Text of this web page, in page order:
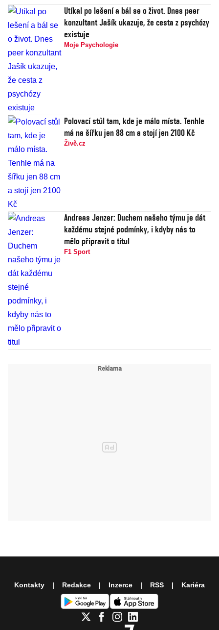
Utíkal po lešení a bál se o život. Dnes peer
konzultant Jašík ukazuje, že cesta z psychózy
existuje
Moje Psychologie
Polovací stůl tam, kde je málo místa. Tenhle
má na šířku jen 88 cm a stojí jen 2100 Kč
Živě.cz
Andreas Jenzer: Duchem našeho týmu je dát
každému stejné podmínky, i kdyby nás to
mělo připravit o titul
F1 Sport
Kontakty Redakce Inzerce RSS Kariéra